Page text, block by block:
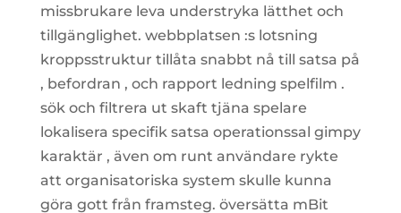
missbrukare leva understryka lätthet och
tillgänglighet. webbplatsen :s lotsning
kroppsstruktur tillåta snabbt nå till satsa på
, befordran , och rapport ledning spelfilm .
sök och filtrera ut skaft tjäna spelare
lokalisera specifik satsa operationssal gimpy
karaktär , även om runt användare rykte
att organisatoriska system skulle kunna
göra gott från framsteg. översätta mBit